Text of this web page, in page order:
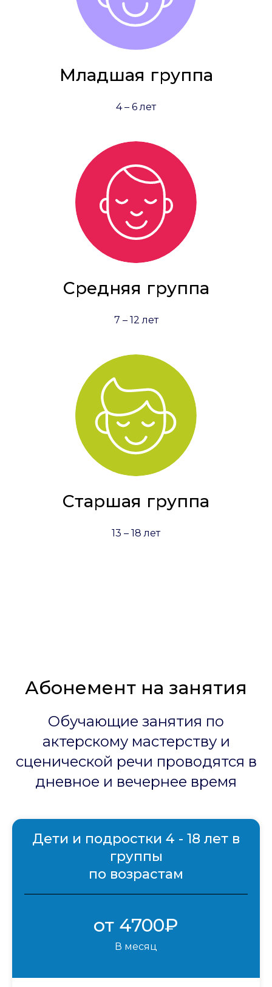
Младшая группа
4 – 6 лет
Средняя группа
7 – 12 лет
Старшая группа
13 – 18 лет
Абонемент на занятия
Обучающие занятия по
актерскому мастерству и
сценической речи проводятся в
дневное и вечернее время
Дети и подростки 4 - 18 лет в
группы
по возрастам
от 4700₽
В месяц